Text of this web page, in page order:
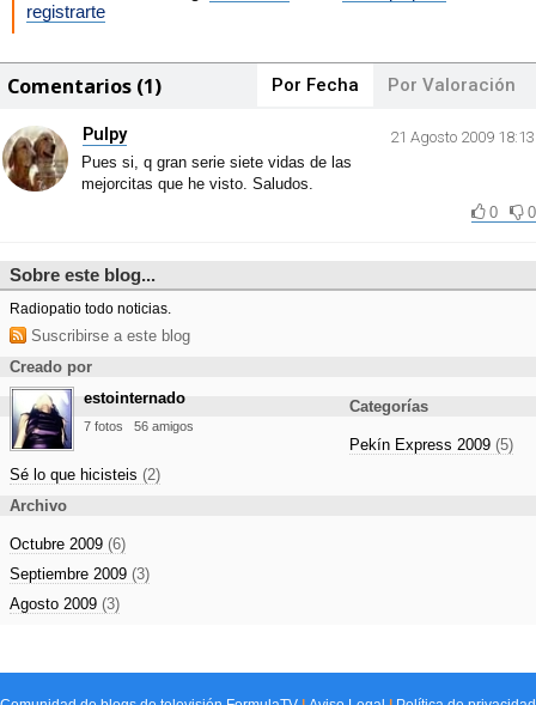
registrarte
Comentarios (1) Por Fecha Por Valoración
Pulpy
21 Agosto 2009 18:13
Pues si, q gran serie siete vidas de las
mejorcitas que he visto. Saludos.
0
0
Sobre este blog...
Radiopatio todo noticias.
Suscribirse a este blog
Creado por
estointernado
7 fotos 56 amigos
Categorías
Pekín Express 2009 (5)
Sé lo que hicisteis (2)
Archivo
Octubre 2009 (6)
Septiembre 2009 (3)
Agosto 2009 (3)